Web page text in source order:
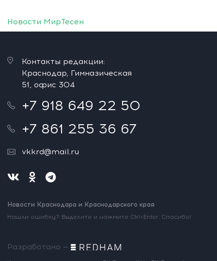
Новости МирТесен
Контакты редакции:
Краснодар, Гимназическая
51, офис 304
+7 918 649 22 50
+7 861 255 36 67
vkkrd@mail.ru
Новости Краснодара и Краснодарского края
Нашли ошибку? Выделите и нажмите Ctrl+Enter. Спасибо!
Разработано —